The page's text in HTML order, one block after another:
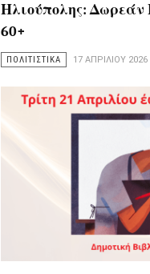
Ηλιούπολης: Δωρεάν
60+
ΠΟΛΙΤΙΣΤΙΚΑ 17 ΑΠΡΙΛΊΟΥ 2026